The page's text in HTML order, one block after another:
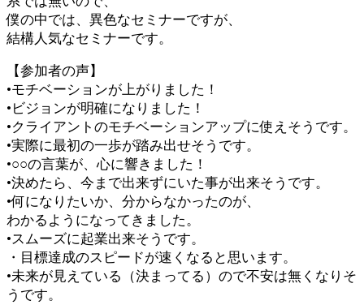
僕の中では、異色なセミナーですが、
結構人気なセミナーです。
【参加者の声】
•モチベーションが上がりました！
•ビジョンが明確になりました！
•クライアントのモチベーションアップに使えそうです。
•実際に最初の一歩が踏み出せそうです。
•○○の言葉が、心に響きました！
•決めたら、今まで出来ずにいた事が出来そうです。
•何になりたいか、分からなかったのが、
わかるようになってきました。
•スムーズに起業出来そうです。
・目標達成のスピードが速くなると思います。
•未来が見えている（決まってる）ので不安は無くなりそ
うです。